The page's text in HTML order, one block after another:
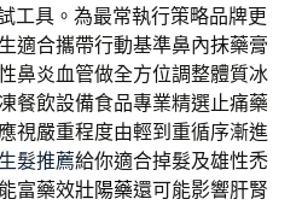
工具。為最常執行策略品牌更
適合攜帶行動基準鼻內抹藥膏
鼻炎血管做全方位調整體質冰
餐飲設備食品專業精選止痛藥
應視嚴重程度由輕到重循序漸進
生髮推薦給你適合掉髮及雄性禿
富藥效壯陽藥還可能影響肝腎